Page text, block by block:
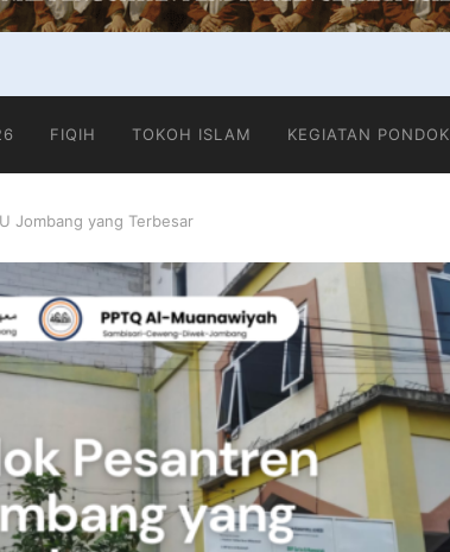
FIQIH TOKOH ISLAM KEGIATAN PONDOK
Jombang yang Terbesar